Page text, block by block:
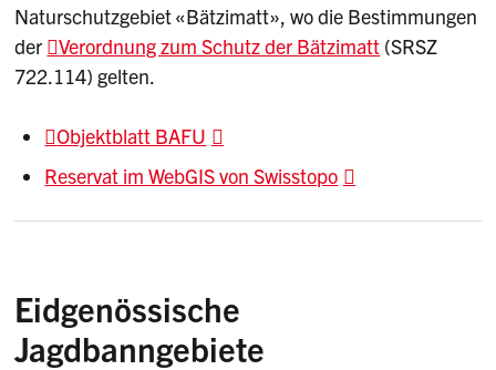
Naturschutzgebiet «Bätzimatt», wo die Bestimmungen
der
Verordnung zum Schutz der Bätzimatt (SRSZ
722.114) gelten.
Objektblatt BAFU
Reservat im WebGIS von Swisstopo
Eidgenössische
Jagdbanngebiete